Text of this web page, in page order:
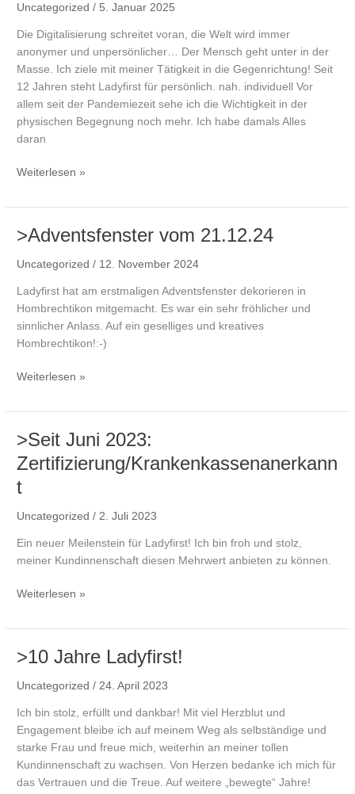
Uncategorized / 5. Januar 2025
Die Digitalisierung schreitet voran, die Welt wird immer
anonymer und unpersönlicher… Der Mensch geht unter in der
Masse. Ich ziele mit meiner Tätigkeit in die Gegenrichtung! Seit
12 Jahren steht Ladyfirst für persönlich. nah. individuell Vor
allem seit der Pandemiezeit sehe ich die Wichtigkeit in der
physischen Begegnung noch mehr. Ich habe damals Alles
daran
>Jahresmotto
„Gemeinsam
heilsam“
Weiterlesen »
>Adventsfenster vom 21.12.24
Uncategorized / 12. November 2024
Ladyfirst hat am erstmaligen Adventsfenster dekorieren in
Hombrechtikon mitgemacht. Es war ein sehr fröhlicher und
sinnlicher Anlass. Auf ein geselliges und kreatives
Hombrechtikon!:-)
>Adventsfenster
21.12.24
Weiterlesen »
>Seit Juni 2023:
Zertifizierung/Krankenkassenanerkann
t
Uncategorized / 2. Juli 2023
Ein neuer Meilenstein für Ladyfirst! Ich bin froh und stolz,
meiner Kundinnenschaft diesen Mehrwert anbieten zu können.
>Seit
2023:
Weiterlesen »
>10 Jahre Ladyfirst!
Uncategorized / 24. April 2023
Ich bin stolz, erfüllt und dankbar! Mit viel Herzblut und
Engagement bleibe ich auf meinem Weg als selbständige und
starke Frau und freue mich, weiterhin an meiner tollen
Kundinnenschaft zu wachsen. Von Herzen bedanke ich mich für
das Vertrauen und die Treue. Auf weitere „bewegte“ Jahre!